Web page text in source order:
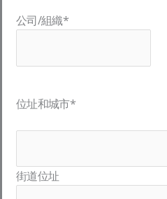
公司/組織*
位址和城市*
街道位址